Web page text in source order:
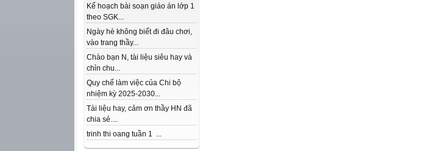
Kế hoạch bài soạn giáo án lớp 1
theo SGK...
Ngày hè không biết đi đâu chơi,
vào trang thầy...
Chào bạn N, tài liệu siêu hay và
chỉn chu...
Quy chế làm việc của Chi bộ
nhiệm kỳ 2025-2030...
Tài liệu hay, cảm ơn thầy HN đã
chia sẻ....
trinh thi oang tuần 1 ...